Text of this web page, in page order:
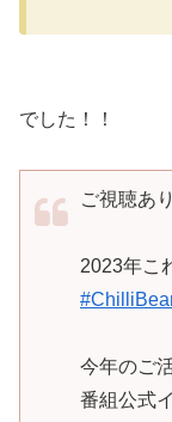
でした！！
ご視聴あ
2023年こ
今年のご
番組公式